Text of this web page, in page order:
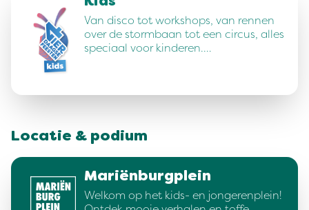
Van disco tot workshops, van rennen
over de stormbaan tot een circus, alles
speciaal voor kinderen.…
Locatie & podium
Mariënburgplein
Welkom op het kids- en jongerenplein!